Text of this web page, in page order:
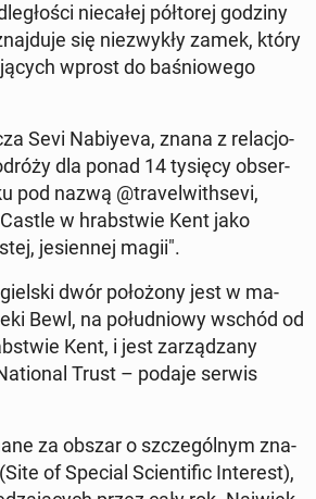
nie­ca­łej pół­to­rej godziny
się nie­zwy­kły zamek, który
wprost do ba­śnio­we­go
Sevi Na­biy­eva, znana z re­la­cjo­
dla ponad 14 tysięcy ob­ser­
pod nazwą @tra­vel­wi­th­se­vi,
w hrab­stwie Kent jako
je­sien­nej magii".
dwór po­ło­żo­ny jest w ma­
Bewl, na po­łu­dnio­wy wschód od
Kent, i jest za­rzą­dza­ny
Trust – podaje serwis
za obszar o szcze­gól­nym zna­
of Special Scien­ti­fic In­te­rest),